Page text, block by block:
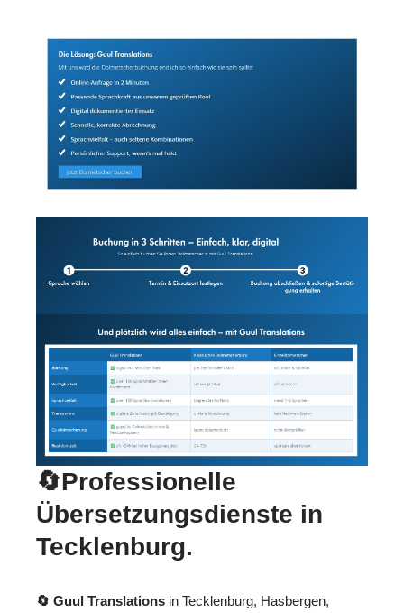
🔄Professionelle
Übersetzungsdienste in
Tecklenburg.
🔄 Guul Translations in Tecklenburg, Hasbergen,